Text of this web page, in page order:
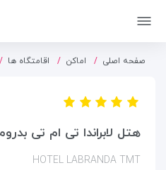
صفحه اصلی اماکن اقامتگاه ها
هتل لابراندا تی ام تی
HOTEL LABRANDA TMT